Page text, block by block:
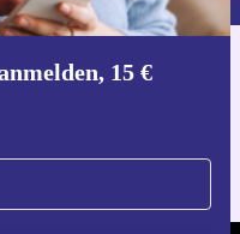
15 €
App